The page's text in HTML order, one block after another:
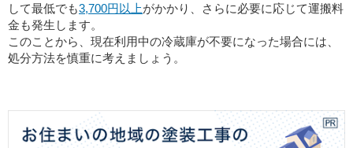
して最低でも3,700円以上がかかり、さらに必要に応じて運搬料
金も発生します。
このことから、現在利用中の冷蔵庫が不要になった場合には、
処分方法を慎重に考えましょう。